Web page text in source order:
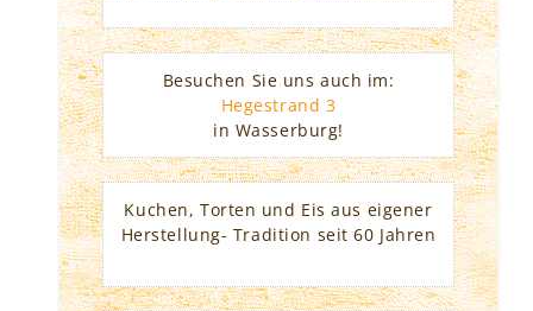
Besuchen Sie uns auch im:
Hegestrand 3
in Wasserburg!
Kuchen, Torten und Eis aus eigener
Herstellung- Tradition seit 60 Jahren